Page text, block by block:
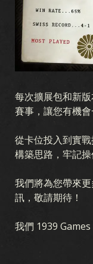
每次擴展包和新
賽事，讓您有機會
從卡位投入到實
構築思路，牢記操
我們將為您帶來
訊，敬請期待！
我們 1939 Games